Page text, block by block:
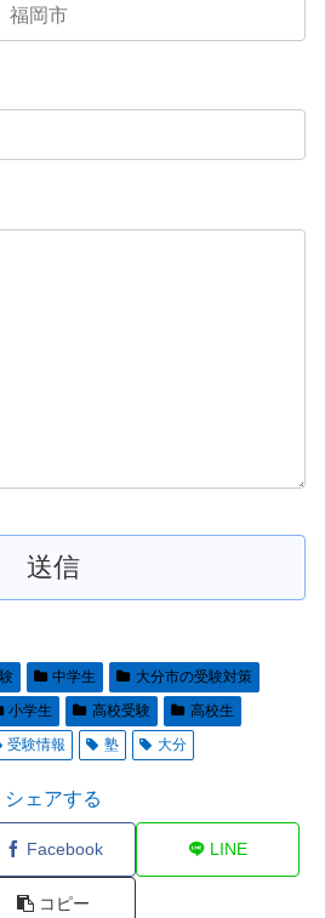
中学生
大分市の受験対策
小学生 高校受験
高校生
受験情報 塾 大分
シェアする
Facebook LINE
コピー